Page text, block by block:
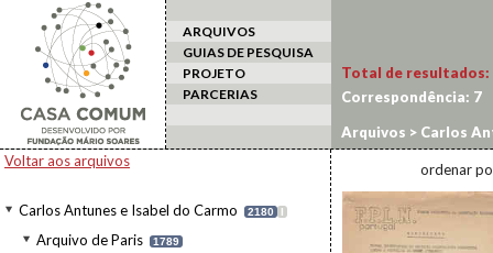
ARQUIVOS
GUIAS DE PESQUISA
PROJETO
PARCERIAS
Voltar aos arquivos
Carlos Antunes e Isabel do Carmo 2180 I
Arquivo de Paris 1789
Total de resultados:
Correspondência: 7
Arquivos > Carlos
ordenar